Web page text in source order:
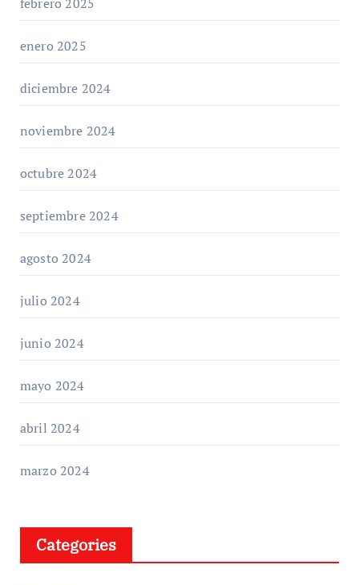
enero 2025
diciembre 2024
noviembre 2024
octubre 2024
septiembre 2024
agosto 2024
julio 2024
junio 2024
mayo 2024
abril 2024
marzo 2024
Categories